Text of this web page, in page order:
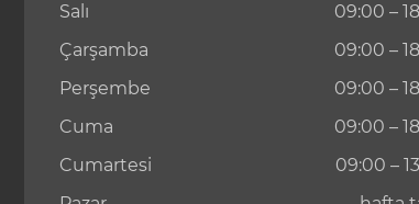
Salı
09:00 –
Çarşamba
09:00 –
Perşembe
09:00 –
Cuma
09:00 –
Cumartesi
09:00 –